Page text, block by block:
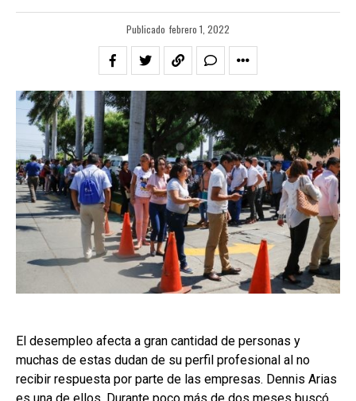
Publicado febrero 1, 2022
El desempleo afecta a gran cantidad de personas y
muchas de estas dudan de su perfil profesional al no
recibir respuesta por parte de las empresas. Dennis Arias
es una de ellos. Durante poco más de dos meses buscó